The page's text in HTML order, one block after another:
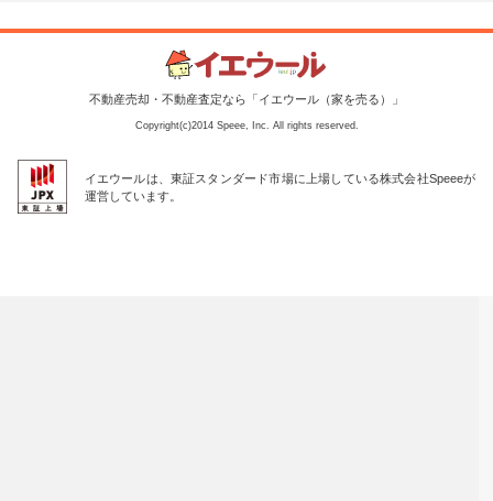
不動産売却・不動産査定なら「イエウール（家を売る）」
Copyright(c)2014 Speee, Inc. All rights reserved.
イエウールは、東証スタンダード市場に上場している株式会社Speeeが
運営しています。